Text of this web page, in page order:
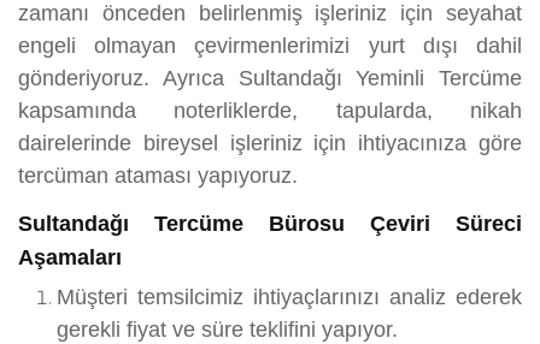
zamanı önceden belirlenmiş işleriniz için seyahat
engeli olmayan çevirmenlerimizi yurt dışı dahil
gönderiyoruz. Ayrıca Sultandağı Yeminli Tercüme
kapsamında noterliklerde, tapularda, nikah
dairelerinde bireysel işleriniz için ihtiyacınıza göre
tercüman ataması yapıyoruz.
Sultandağı Tercüme Bürosu Çeviri Süreci
Aşamaları
Müşteri temsilcimiz ihtiyaçlarınızı analiz ederek
gerekli fiyat ve süre teklifini yapıyor.